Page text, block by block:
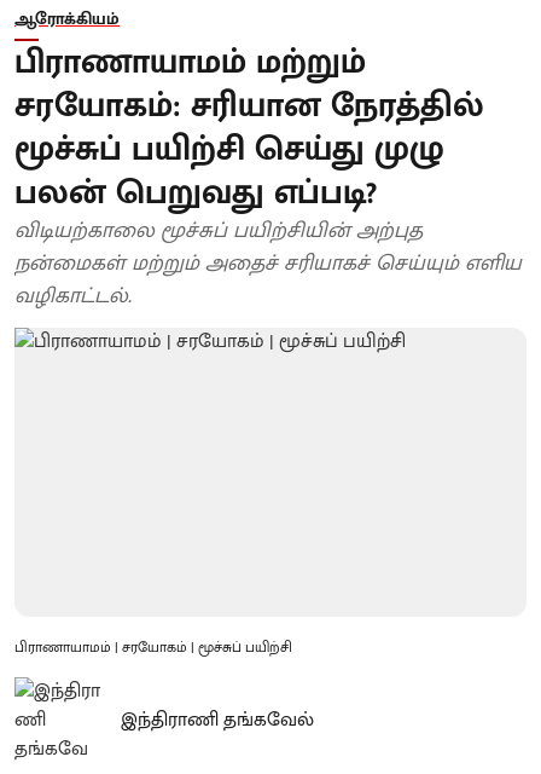
ஆரோக்கியம்
பிராணாயாமம் மற்றும்
சரயோகம்: சரியான நேரத்தில்
மூச்சுப் பயிற்சி செய்து முழு
பலன் பெறுவது எப்படி?
விடியற்காலை மூச்சுப் பயிற்சியின் அற்புத
நன்மைகள் மற்றும் அதைச் சரியாகச் செய்யும் எளிய
வழிகாட்டல்.
பிராணாயாமம் | சரயோகம் | மூச்சுப் பயிற்சி
இந்திராணி தங்கவேல்